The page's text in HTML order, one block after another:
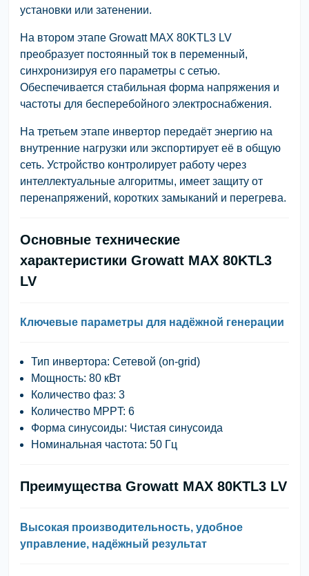
установки или затенении.
На втором этапе Growatt MAX 80KTL3 LV
преобразует постоянный ток в переменный,
синхронизируя его параметры с сетью.
Обеспечивается стабильная форма напряжения и
частоты для бесперебойного электроснабжения.
На третьем этапе инвертор передаёт энергию на
внутренние нагрузки или экспортирует её в общую
сеть. Устройство контролирует работу через
интеллектуальные алгоритмы, имеет защиту от
перенапряжений, коротких замыканий и перегрева.
Основные технические
характеристики Growatt MAX 80KTL3
LV
Ключевые параметры для надёжной генерации
Тип инвертора: Сетевой (on-grid)
Мощность: 80 кВт
Количество фаз: 3
Количество MPPT: 6
Форма синусоиды: Чистая синусоида
Номинальная частота: 50 Гц
Преимущества Growatt MAX 80KTL3 LV
Высокая производительность, удобное
управление, надёжный результат